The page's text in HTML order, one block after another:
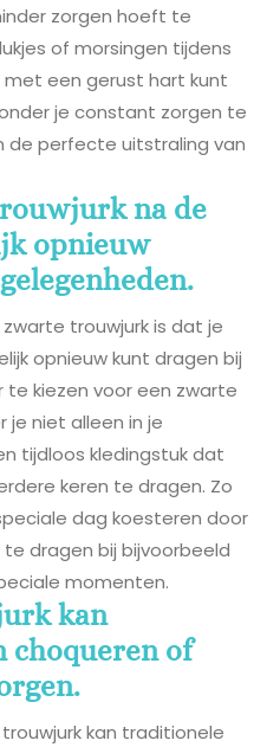
zorgen hoeft te
of morsingen tijdens
met een gerust hart kunt
je constant zorgen te
de perfecte uitstraling van
na de
opnieuw
trouwjurk is dat je
opnieuw kunt dragen bij
kiezen voor een zwarte
je niet alleen in je
tijdloos kledingstuk dat
keren te dragen. Zo
dag koesteren door
dragen bij bijvoorbeeld
momenten.
kan
choqueren of
kan traditionele